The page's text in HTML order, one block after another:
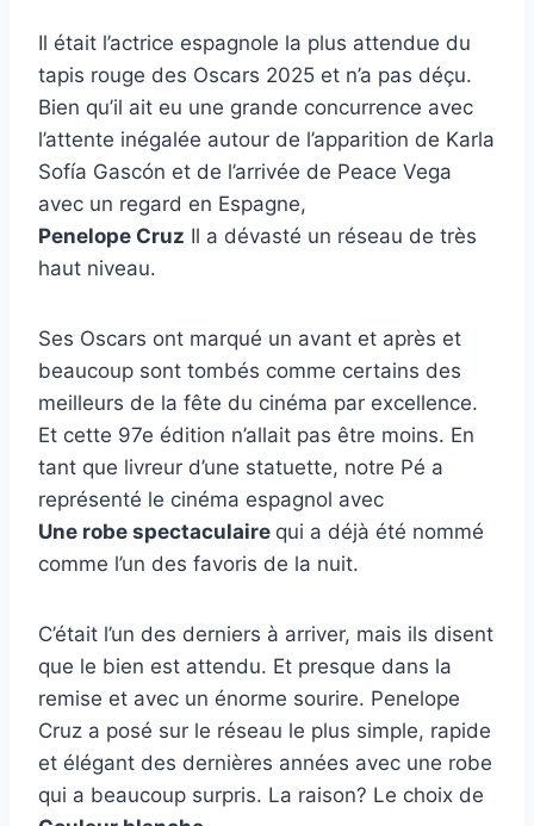
Il était l’actrice espagnole la plus attendue du
tapis rouge des Oscars 2025 et n’a pas déçu.
Bien qu’il ait eu une grande concurrence avec
l’attente inégalée autour de l’apparition de Karla
Sofía Gascón et de l’arrivée de Peace Vega
avec un regard en Espagne,
Penelope Cruz Il a dévasté un réseau de très
haut niveau.
Ses Oscars ont marqué un avant et après et
beaucoup sont tombés comme certains des
meilleurs de la fête du cinéma par excellence.
Et cette 97e édition n’allait pas être moins. En
tant que livreur d’une statuette, notre Pé a
représenté le cinéma espagnol avec
Une robe spectaculaire qui a déjà été nommé
comme l’un des favoris de la nuit.
C’était l’un des derniers à arriver, mais ils disent
que le bien est attendu. Et presque dans la
remise et avec un énorme sourire. Penelope
Cruz a posé sur le réseau le plus simple, rapide
et élégant des dernières années avec une robe
qui a beaucoup surpris. La raison? Le choix de